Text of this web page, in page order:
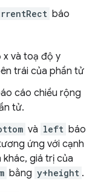
báo
và toạ độ y
trái của phần tử
cáo chiều rộng
tử.
và left báo
ứng với cạnh
giá trị của
bằng y+height .